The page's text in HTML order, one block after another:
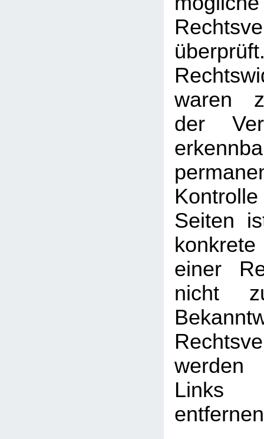
waren
der
Seiten
einer
nicht
werden
Links